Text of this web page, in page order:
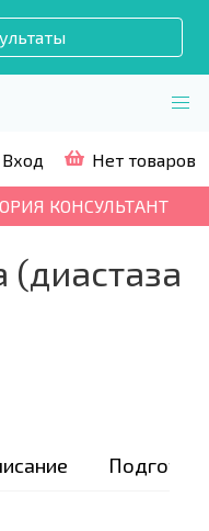
Вход Нет товаров
КОНСУЛЬТАНТ